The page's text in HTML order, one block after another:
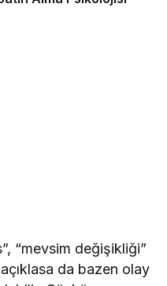
“mevsim değişikliği”
da bazen olay